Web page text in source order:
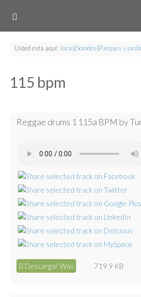
Usted está aquí: Inicio Sonidos Parques y
115 bpm
Reggae drums 1 115a BPM by
Descargar Wav 719.9 KB